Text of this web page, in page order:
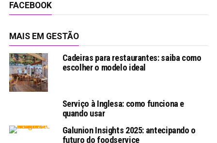
FACEBOOK
MAIS EM GESTÃO
Cadeiras para restaurantes: saiba como
escolher o modelo ideal
Serviço à Inglesa: como funciona e
quando usar
Galunion Insights 2025: antecipando o
futuro do foodservice